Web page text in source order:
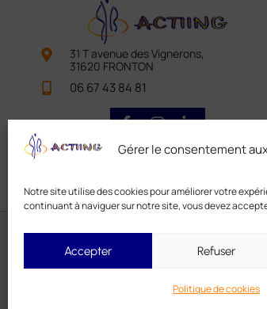
Gérer le consentement
Notre site utilise des cookies pour améliorer votre
continuant à naviguer sur notre site, vous devez
Accepter Refuser
Politique de cookies
31 T avenue des Vignerons,
31620 FRONTON
06 67 43 84 81